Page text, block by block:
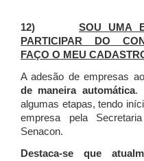
12) SOU UMA
PARTICIPAR DO
FAÇO O MEU
A adesão de empresas
de maneira automática.
algumas etapas, tendo
empresa pela
Senacon.
Destaca-se que